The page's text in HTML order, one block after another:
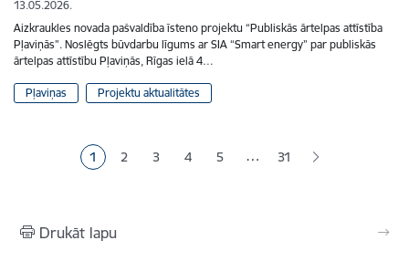
13.05.2026.
Aizkraukles novada pašvaldība īsteno projektu “Publiskās ārtelpas attīstība
Pļaviņās”. Noslēgts būvdarbu līgums ar SIA “Smart energy” par publiskās
ārtelpas attīstību Pļaviņās, Rīgas ielā 4…
Pļaviņas Projektu aktualitātes
Pašreizējā lapa
1 Lapa
2 Lapa
3 Lapa
4 Lapa
5 … 31
Drukāt lapu